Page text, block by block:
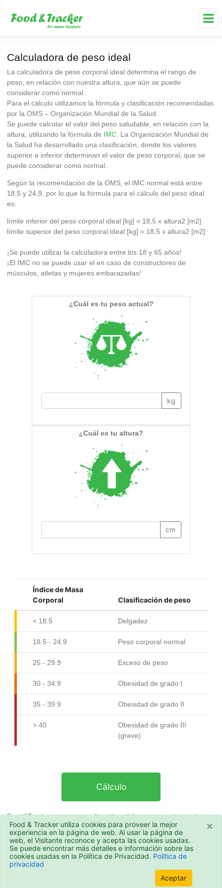
Calculadora de peso ideal
La calculadora de peso corporal ideal determina el rango de
peso, en relación con nuestra altura, que aún se puede
considerar como normal.
Para el cálculo utilizamos la fórmula y clasificación recomendadas
por la OMS – Organización Mundial de la Salud.
Se puede calcular el valor del peso saludable, en relación con la
altura, utilizando la fórmula de IMC. La Organización Mundial de
la Salud ha desarrollado una clasificación, donde los valores
superior e inferior determinan el valor de peso corporal, que se
puede considerar como normal.
Según la recomendación de la OMS, el IMC normal está entre
18,5 y 24,9, por lo que la fórmula para el cálculo del peso ideal
es:
límite inferior del peso corporal ideal [kg] = 18,5 x altura2 [m2]
límite superior del peso corporal ideal [kg] = 18,5 x altura2 [m2]
¡Se puede utilizar la calculadora entre los 18 y 65 años!
¡El IMC no se puede usar el en caso de constructores de
músculos, atletas y mujeres embarazadas!
¿Cuál es tu peso actual?
kg
¿Cuál es tu altura?
cm
Índice de Masa
Corporal
Clasificación de peso
< 18.5 Delgadez
18.5 - 24.9 Peso corporal normal
25 - 29.9 Exceso de peso
30 - 34.9 Obesidad de grado I
35 - 39.9 Obesidad de grado II
> 40
Obesidad de grado III
(grave)
Cálculo
Food&Tracker no es una aplicación médica y no sustituye a los
tratamientos controlados por profesionales. En todos los casos, te
recomendamos que ¡consultes a tu médico o dietista sobre tu
estilo de vida!
×
Food & Tracker utiliza cookies para proveer la mejor
experiencia en la página de web. Al usar la página de
web, el Visitante reconoce y acepta las cookies usadas.
Se puede encontrar más detalles e información sobre las
cookies usadas en la Política de Privacidad. Política de
privacidad
Aceptar